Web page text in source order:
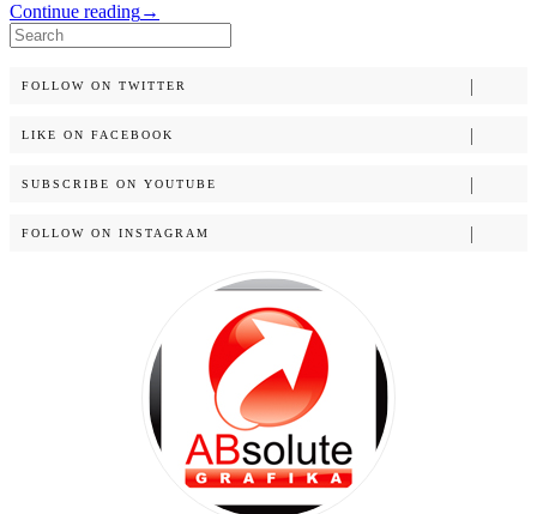
Continue reading→
Search
for:
FOLLOW ON TWITTER
LIKE ON FACEBOOK
SUBSCRIBE ON YOUTUBE
FOLLOW ON INSTAGRAM